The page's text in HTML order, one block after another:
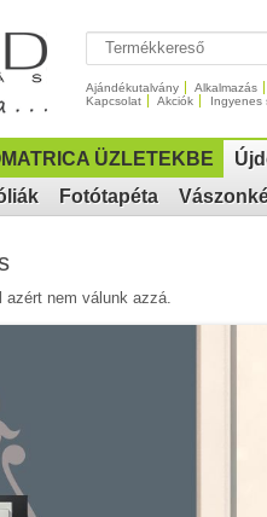
Ajándékutalvány Alkalmazás
Kapcsolat
Akciók Ingyenes
ÜZLETEKBE
Fotótapéta
nem válunk azzá.